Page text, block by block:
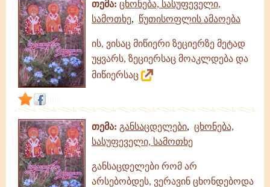
აბბა
ევაგრე
გამონათქვამები,
ციტატები
თემა: ცხონება, სასუფეველი,
სამოთხე, წუთისოფლის ამაოება
ის, ვისაც მიწიერი ზეციერზე მეტად
უყვარს, ზეციერსაც მოაკლდება და
მიწიერსაც
თემა: განსაცდელები, ცხონება,
სასუფეველი, სამოთხე
განსაცდელები რომ არ
არსებობდეს, ვერავინ ცხონდებოდა